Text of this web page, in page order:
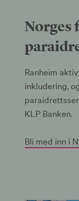
Norges
Ranheim
inkludering,
KLP Banken.
Bli med inn i